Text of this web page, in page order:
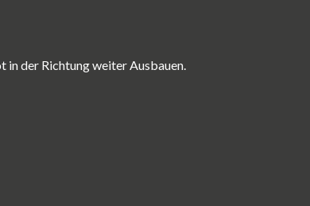
in der Richtung weiter Ausbauen.